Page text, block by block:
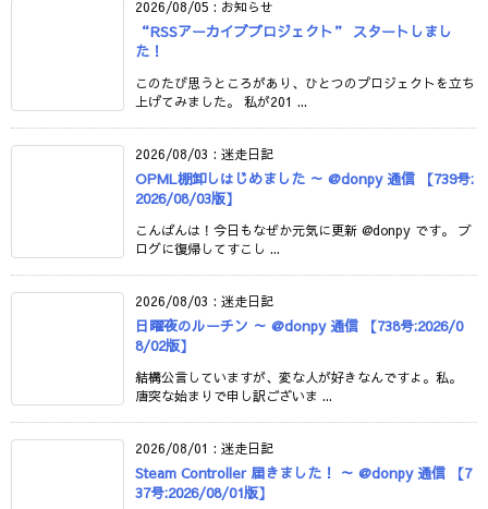
2026/08/05 : お知らせ
“RSSアーカイブプロジェクト” スタートしまし
た！
このたび思うところがあり、ひとつのプロジェクトを立ち
上げてみました。 私が201 ...
2026/08/03 : 迷走日記
OPML棚卸しはじめました ～ @donpy 通信 【739号:
2026/08/03版】
こんばんは！今日もなぜか元気に更新 @donpy です。 ブ
ログに復帰してすこし ...
2026/08/03 : 迷走日記
日曜夜のルーチン ～ @donpy 通信 【738号:2026/0
8/02版】
結構公言していますが、変な人が好きなんですよ。私。
唐突な始まりで申し訳ございま ...
2026/08/01 : 迷走日記
Steam Controller 届きました！ ～ @donpy 通信 【7
37号:2026/08/01版】